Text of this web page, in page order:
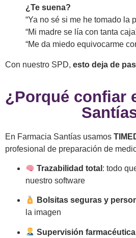
¿Te suena?
“Ya no sé si me he tomado la
“Mi madre se lía con tanta
“Me da miedo equivocarme
Con nuestro SPD, esto deja de
¿Porqué confiar
En Farmacia Santías usamos
profesional de preparación de
Trazabilidad total : todo
nuestro software
Bolsitas seguras y
la imagen
Supervisión